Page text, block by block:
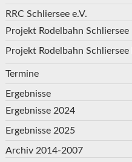
RRC Schliersee e.V.
Projekt Rodelbahn Schliersee
Projekt Rodelbahn Schliersee II
Termine
Ergebnisse
Ergebnisse 2024
Ergebnisse 2025
Archiv 2014-2007